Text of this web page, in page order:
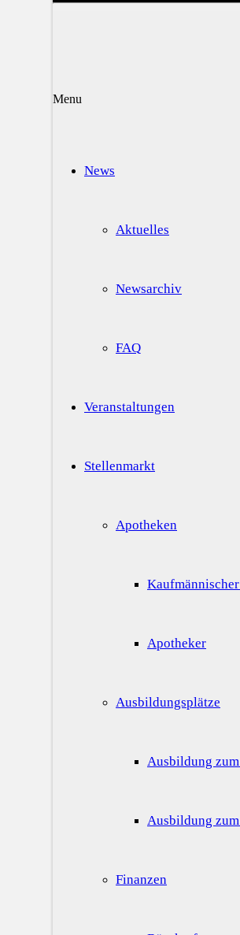
Menu
News
Aktuelles
Newsarchiv
FAQ
Veranstaltungen
Stellenmarkt
Apotheken
Apotheker
Ausbildungsplätze
Ausbildung
Ausbildung
Finanzen